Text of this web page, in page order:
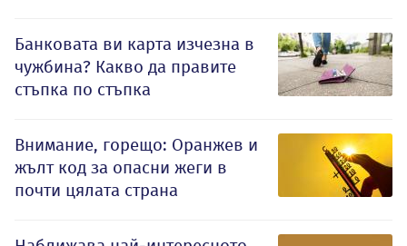
Банковата ви карта изчезна в
чужбина? Какво да правите
стъпка по стъпка
Внимание, горещо: Оранжев и
жълт код за опасни жеги в
почти цялата страна